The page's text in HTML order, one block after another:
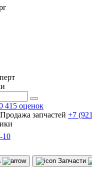
415 оценок
Продажа запчастей +7
10
Запчасти